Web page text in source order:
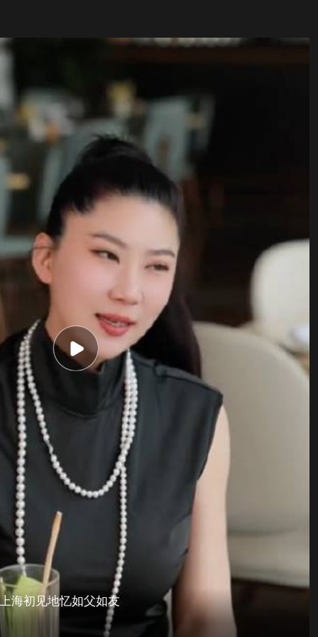
海初见地忆如父如友